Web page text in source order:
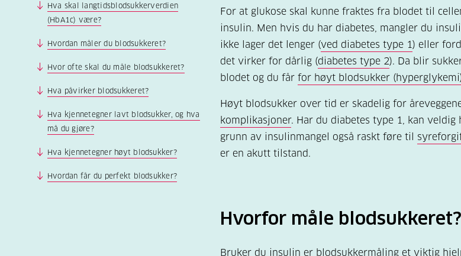
Hva skal langtidsblodsukkerverdien
(HbA1c) være?
Hvordan måler du blodsukkeret?
Hvor ofte skal du måle blodsukkeret?
Hva påvirker blodsukkeret?
Hva kjennetegner lavt blodsukker, og hva
må du gjøre?
Hva kjennetegner høyt blodsukker?
Hvordan får du perfekt blodsukker?
For at glukose skal kunne fraktes fra blodet til
insulin. Men hvis du har diabetes, mangler du
ikke lager det lenger (ved diabetes type 1) eller
det virker for dårlig (diabetes type 2). Da blir
blodet og du får for høyt blodsukker
Høyt blodsukker over tid er skadelig for
komplikasjoner. Har du diabetes type 1, kan veldig
grunn av insulinmangel også raskt føre til
er en akutt tilstand.
Hvorfor måle blodsukkeret?
Bruker du insulin er blodsukkermåling et viktig